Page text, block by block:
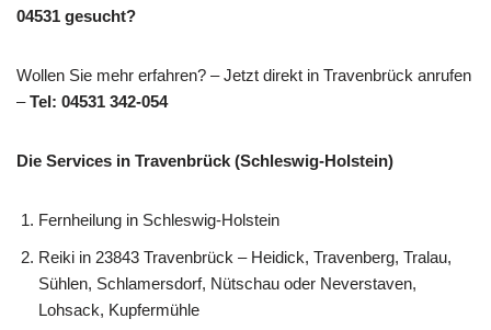
04531 gesucht?
Wollen Sie mehr erfahren? – Jetzt direkt in Travenbrück anrufen
–Tel: 04531 342-054
Die Services in Travenbrück (Schleswig-Holstein)
Fernheilung in Schleswig-Holstein
Reiki in 23843 Travenbrück – Heidick, Travenberg, Tralau,
Sühlen, Schlamersdorf, Nütschau oder Neverstaven,
Lohsack, Kupfermühle